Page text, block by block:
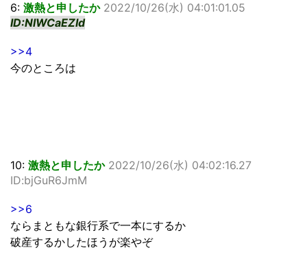
6: 激熱と申したか 2022/10/26(水) 04:01:01.05
ID:NlWCaEZId
>>4
今のところは
10: 激熱と申したか 2022/10/26(水) 04:02:16.27
ID:bjGuR6JmM
>>6
ならまともな銀行系で一本にするか
破産するかしたほうが楽やぞ